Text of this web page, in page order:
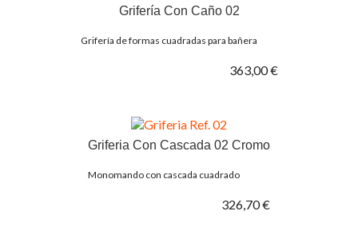
Grifería Con Caño 02
Grifería de formas cuadradas para bañera
363,00 €
Griferia Con Cascada 02 Cromo
Monomando con cascada cuadrado
326,70 €